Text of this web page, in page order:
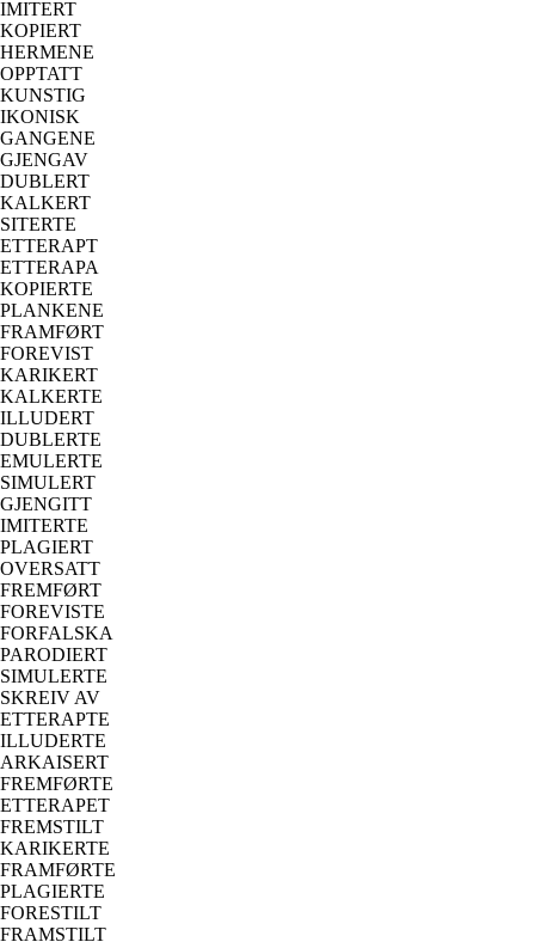
IMITERT
KOPIERT
HERMENE
OPPTATT
KUNSTIG
IKONISK
GANGENE
GJENGAV
DUBLERT
KALKERT
SITERTE
ETTERAPT
ETTERAPA
KOPIERTE
PLANKENE
FRAMFØRT
FOREVIST
KARIKERT
KALKERTE
ILLUDERT
DUBLERTE
EMULERTE
SIMULERT
GJENGITT
IMITERTE
PLAGIERT
OVERSATT
FREMFØRT
FOREVISTE
FORFALSKA
PARODIERT
SIMULERTE
SKREIV AV
ETTERAPTE
ILLUDERTE
ARKAISERT
FREMFØRTE
ETTERAPET
FREMSTILT
KARIKERTE
FRAMFØRTE
PLAGIERTE
FORESTILT
FRAMSTILT